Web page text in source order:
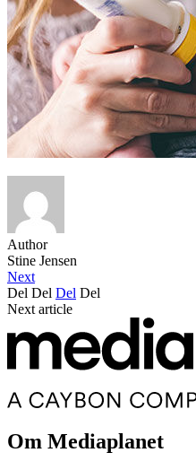
Author
Stine Jensen
Next
Del Del Del Del
Next article
Om Mediaplanet